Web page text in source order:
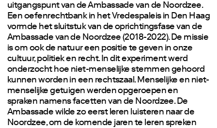
uitgangspunt van de Ambassade van de Noordzee.
Een oefenrechtbank in het Vredespaleis in Den Haag
vormde het sluitstuk van de oprichtingsfase van de
Ambassade van de Noordzee (2018-2022). De missie
isom ook de natuur een positie te geven in onze
cultuur, politiek en recht. In dit experiment werd
onderzocht hoe niet-menselijke stemmen gehoord
kunnen worden in een rechtszaal. Menselijke en niet-
menselijke getuigen werden opgeroepen en
spraken namens facetten van de Noordzee. De
Ambassade wilde zo eerst leren luisteren naar de
Noordzee, om de komende jaren te leren spreken